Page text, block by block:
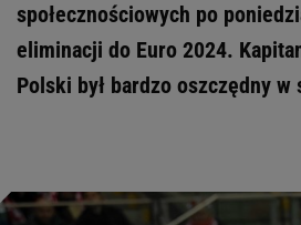
społecznościowych po
eliminacji do Euro 2024.
Polski był bardzo oszczędny w